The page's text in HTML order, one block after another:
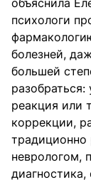
объяснила
психологи
болезней,
большей
реакция или
коррекции,
неврологом,